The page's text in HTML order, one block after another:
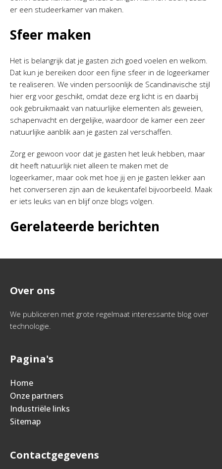
er een studeerkamer van maken.
Sfeer maken
Het is belangrijk dat je gasten zich goed voelen en welkom.
Dat kun je bereiken door een fijne sfeer in de logeerkamer
te realiseren. We vinden persoonlijk de Scandinavische stijl
hier erg voor geschikt, omdat deze erg licht is en daarbij
ook gebruikmaakt van natuurlijke elementen als geweien,
schapenvacht en dergelijke, waardoor de kamer een zeer
natuurlijke aanblik aan je gasten zal verschaffen.
Zorg er gewoon voor dat je gasten het leuk hebben, maar
dit heeft natuurlijk niet alleen te maken met de
logeerkamer, maar ook met hoe jij en je gasten lekker aan
het converseren zijn aan de keukentafel bijvoorbeeld. Maak
er iets leuks van en blijf onze blogs volgen.
Gerelateerde berichten
Over ons
We publiceren met grote regelmaat interessante blog over
technologie.
Pagina's
Home
Onze partners
Industriële links
Sitemap
Contactgegevens